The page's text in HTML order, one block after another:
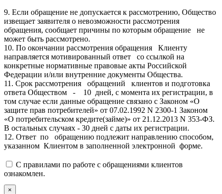
9. Если обращение не допускается к рассмотрению, Общество
извещает заявителя о невозможности рассмотрения
обращения, сообщает причины по которым обращение не
может быть рассмотрено.
10. По окончании рассмотрения обращения Клиенту
направляется мотивированный ответ со ссылкой на
конкретные нормативные правовые акты Российской
Федерации и/или внутренние документы Общества.
11. Срок рассмотрения обращений клиентов и подготовка
ответа Обществом - 10 дней, с момента их регистрации, в
том случае если данные обращение связано с Законом «О
защите прав потребителей» от 07.02.1992 N 2300-1 Законом
«О потребительском кредите(займе)» от 21.12.2013 N 353-ФЗ.
В остальных случаях - 30 дней с даты их регистрации.
12. Ответ по обращению подлежит направлению способом,
указанном Клиентом в заполненной электронной форме.
С правилами по работе с обращениями клиентов
ознакомлен.
×